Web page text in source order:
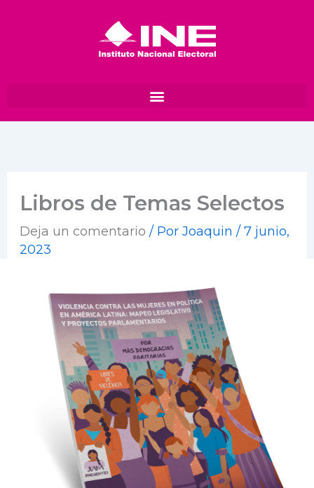
Libros de Temas Selectos
Deja un comentario / Por Joaquin / 7 junio,
2023